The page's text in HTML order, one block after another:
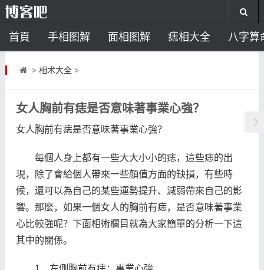
首頁 手相图解 面相图解 痣相大全 八字算
风水开运 助运饰品
> 相术大全>
女人胸前有痣是否意味著事業心強？
女人胸前有痣是否意味著事業心強？
每個人身上都有一些大大小小的痣，這些痣的出
現，除了會給個人帶來一些顏值方面的缺損，有些時
候，還可以為自己的某些運勢提升、減弱帶來自己的影
響。那麼，如果一個女人的胸前有痣，是否意味著事業
心比較強呢？下面相術欄目就為大家簡單的分析一下這
其中的關係。